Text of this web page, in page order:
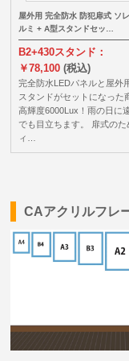
屋外用 完全防水 防犯扉式 ソ
ルミ + A型スタンドセッ…
B2+430スタンド：
￥78,100(税込)
完全防水LEDパネルと屋外
スタンドがセットになった
高輝度6000Lux！雨の日に
でも目立ちます。 扉式のた
ィ…
CAアクリルフレ